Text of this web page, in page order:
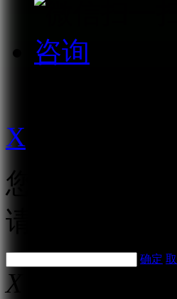
咨询
X
您修改的价
请耐心等待
确定
X